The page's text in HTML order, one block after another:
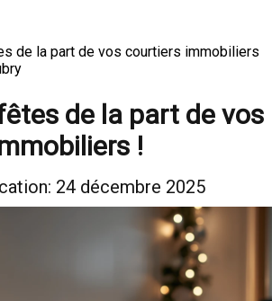
de la part de vos courtiers immobiliers
de la part de vos
!
24 décembre 2025